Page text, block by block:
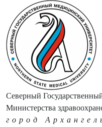
Северный
Министерства
город